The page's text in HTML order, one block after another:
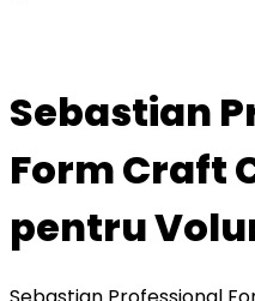
Sebastian
Form Craft
pentru